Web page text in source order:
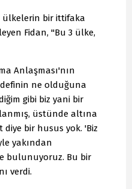
ülkelerin bir ittifaka
Fidan, "Bu 3 ülke,
Anlaşması'nın
ne olduğuna
gibi biz yani bir
üstünde altına
diye bir husus yok. 'Biz
yakından
bulunuyoruz. Bu bir
verdi.